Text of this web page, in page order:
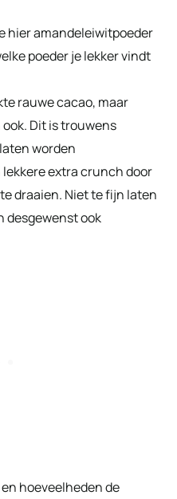
hier amandeleiwitpoeder
poeder je lekker vindt
rauwe cacao, maar
Dit is trouwens
worden
lekkere extra crunch door
draaien. Niet te fijn laten
desgewenst ook
hoeveelheden de